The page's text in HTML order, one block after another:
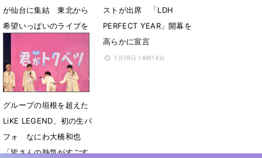
が仙台に集結 東北から
希望いっぱいのライブを
3月6日 13時03分
ストが出席 「LDH
PERFECT YEAR」開幕を
高らかに宣言
1月19日 14時14分
グループの垣根を超えた
LiKE LEGEND、初の生パ
フォ なにわ大橋和也
「皆さんの熱気がすごす